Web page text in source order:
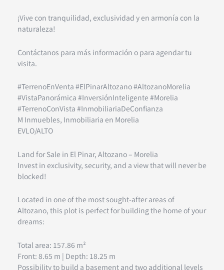
¡Vive con tranquilidad, exclusividad y en armonía con la
naturaleza!
Contáctanos para más información o para agendar tu
visita.
#TerrenoEnVenta #ElPinarAltozano #AltozanoMorelia
#VistaPanorámica #InversiónInteligente #Morelia
#TerrenoConVista #InmobiliariaDeConfianza
M Inmuebles, Inmobiliaria en Morelia
EVLO/ALTO
Land for Sale in El Pinar, Altozano – Morelia
Invest in exclusivity, security, and a view that will never be
blocked!
Located in one of the most sought-after areas of
Altozano, this plot is perfect for building the home of your
dreams:
Total area: 157.86 m²
Front: 8.65 m | Depth: 18.25 m
Possibility to build a basement and two additional levels